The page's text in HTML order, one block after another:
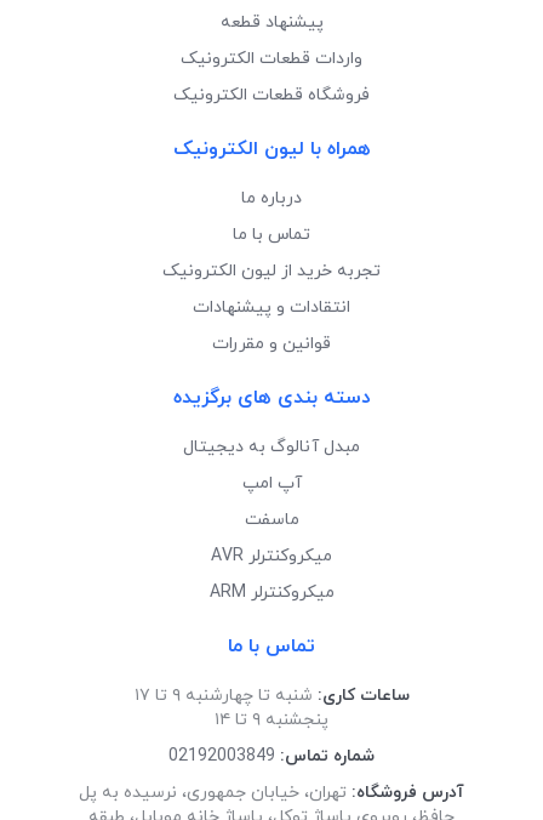
پیشنهاد قطعه
واردات قطعات الکترونیک
فروشگاه قطعات الکترونیک
همراه با لیون الکترونیک
درباره ما
تماس با ما
تجربه خرید از لیون الکترونیک
انتقادات و پیشنهادات
قوانین و مقررات
دسته بندی های برگزیده
مبدل آنالوگ به دیجیتال
آپ امپ
ماسفت
میکروکنترلر AVR
میکروکنترلر ARM
تماس با ما
ساعات کاری: شنبه تا چهارشنبه ۹ تا ۱۷
پنجشنبه ۹ تا ۱۴
شماره تماس: 02192003849
آدرس فروشگاه: تهران، خیابان جمهوری، نرسیده به پل